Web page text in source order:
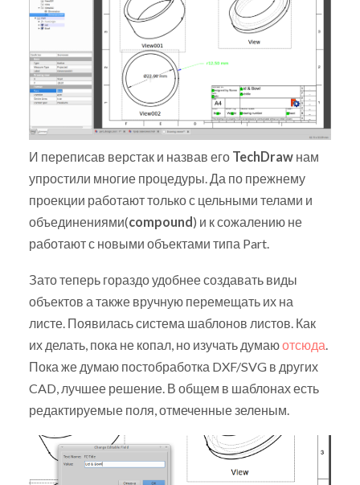
И переписав верстак и назвав его TechDrawнам
упростили многие процедуры. Да по прежнему
проекции работают только с цельными телами и
объединениями(compound ) и к сожалению не
работают с новыми объектами типа Part.
Зато теперь гораздо удобнее создавать виды
объектов а также вручную перемещать их на
листе. Появилась система шаблонов листов. Как
их делать, пока не копал, но изучать думаюотсюда.
Пока же думаю постобработка DXF/SVG в других
CAD, лучшее решение. В общем в шаблонах есть
редактируемые поля, отмеченные зеленым.